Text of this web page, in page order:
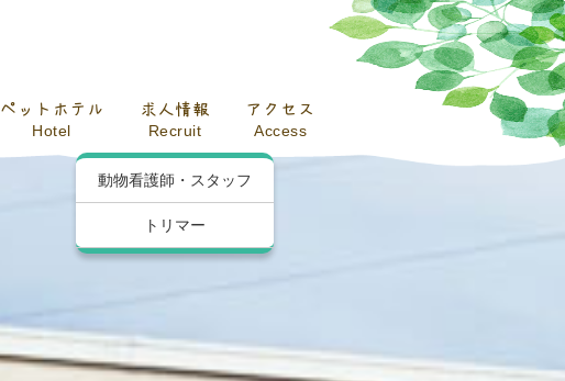
ペットホテル
Hotel
求人情報
Recruit
動物看護師・スタッフ
トリマー
アクセス
Access